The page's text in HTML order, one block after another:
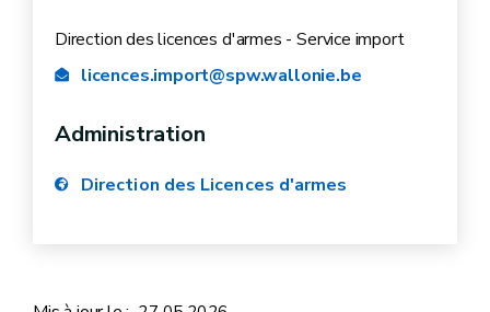
Direction des licences d'armes - Service import
licences.import@spw.wallonie.be
Administration
Direction des Licences d'armes